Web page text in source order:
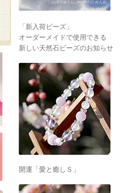
「新入荷ビーズ」
オーダーメイドで使用できる
新しい天然石ビーズのお知らせ
開運「愛と癒しＳ」